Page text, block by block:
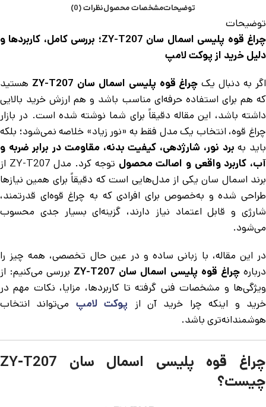
توضیحاتمشخصات محصولنظرات (0)
توضیحات
چراغ قوه پلیسی اسمال سان ZY-T207؛ بررسی کامل، کاربردها و
دلیل خرید از پوکت لامپ
اگر به دنبال یک چراغ قوه پلیسی اسمال سان ZY-T207
هستید
که هم برای استفاده حرفه‌ای مناسب باشد و هم ارزش خرید بالایی
داشته باشد، این مقاله دقیقاً برای شما نوشته شده است. در بازار
چراغ قوه، انتخاب یک مدل فقط به «نور زیاد» خلاصه نمی‌شود؛ بلکه
باید به برد نور، شارژدهی، کیفیت بدنه، مقاومت در برابر ضربه و
آب، کاربرد واقعی و اصالت محصول
توجه کرد. مدل ZY-T207 از
برند اسمال سان یکی از مدل‌هایی است که دقیقاً برای همین نیازها
طراحی شده و به‌خصوص برای افرادی که به چراغ قوه‌ای قدرتمند،
شارژی و قابل اعتماد نیاز دارند، گزینه‌ای بسیار جدی محسوب
می‌شود.
در این مقاله، با زبانی ساده و در عین حال تخصصی، همه چیز را
درباره چراغ قوه پلیسی اسمال سان ZY-T207
بررسی می‌کنیم: از
ویژگی‌ها و مشخصات فنی گرفته تا کاربردها، مزایا، نکات مهم در
خرید و اینکه چرا خرید آن از پوکت لامپ می‌تواند انتخاب
هوشمندانه‌تری باشد.
چراغ قوه پلیسی اسمال سان ZY-T207
چیست؟